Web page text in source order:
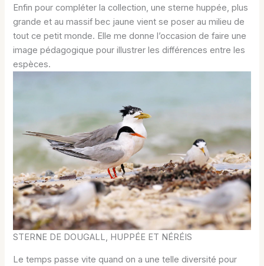
Enfin pour compléter la collection, une sterne huppée, plus
grande et au massif bec jaune vient se poser au milieu de
tout ce petit monde. Elle me donne l’occasion de faire une
image pédagogique pour illustrer les différences entre les
espèces.
STERNE DE DOUGALL, HUPPÉE ET NÉRÉIS
Le temps passe vite quand on a une telle diversité pour